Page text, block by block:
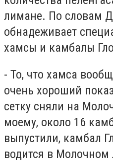
лимане. По словам
обнадеживает
хамсы и камбалы
- То, что хамса
очень хороший
сетку сняли на
моему, около 16
выпустили, камбал
водится в